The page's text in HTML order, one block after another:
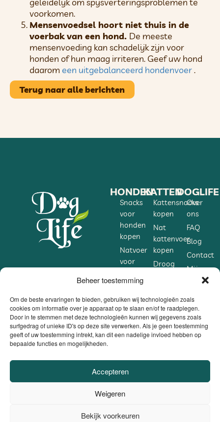
Beheer toestemming
Om de beste ervaringen te bieden, gebruiken wij technologieën zoals
cookies om informatie over je apparaat op te slaan en/of te raadplegen.
Door in te stemmen met deze technologieën kunnen wij gegevens zoals
surfgedrag of unieke ID's op deze site verwerken. Als je geen toestemming
geeft of uw toestemming intrekt, kan dit een nadelige invloed hebben op
bepaalde functies en mogelijkheden.
Accepteren
Weigeren
Bekijk voorkeuren
voorkomen.
Mensenvoedsel hoort niet thuis in de
voerbak van een hond. De meeste
mensenvoeding kan schadelijk zijn voor
honden of hun maag irriteren. Geef uw hond
daarom een ​​uitgebalanceerd hondenvoer.
Terug naar alle berichten
HONDEN
Snacks
voor
honden
kopen
Natvoer
voor
kopen
Droogvoer
voor
honden
kopen
Supplementen
honden
KATTEN
Kattensnacks
kopen
Nat
kattenvoer
kopen
Droog
Accessoires
voor
katten
kopen
voor
kopen
DOGLIFE
Over
ons
FAQ
Blog
Contact
Mijn
account